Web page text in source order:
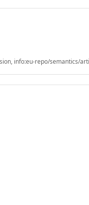
info:eu-repo/semantics/